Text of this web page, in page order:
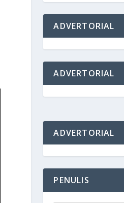
ADVERTORIAL
ADVERTORIAL
ADVERTORIAL
PENULIS